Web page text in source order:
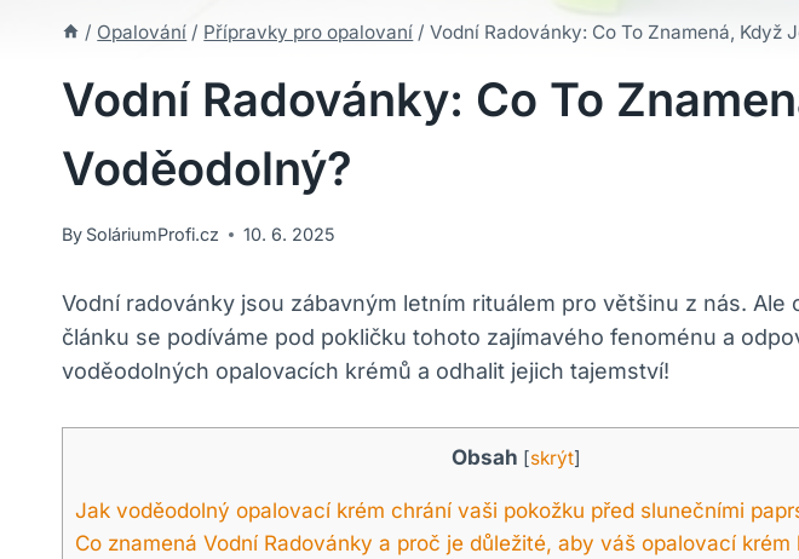
/ Opalování / Přípravky pro opalovaní / Vodní Radovánky: Co To Znamená, Když
Vodní Radovánky: Co To
Voděodolný?
By SoláriumProfi.cz 10. 6. 2025
Vodní radovánky jsou zábavným letním rituálem pro většinu z nás.
článku se podíváme pod pokličku tohoto zajímavého fenoménu a
voděodolných opalovacích krémů a odhalit jejich tajemství!
Obsah [skrýt]
Jak voděodolný opalovací krém chrání vaši pokožku před slunečními
Co znamená Vodní Radovánky a proč je důležité, aby váš opalovací krém